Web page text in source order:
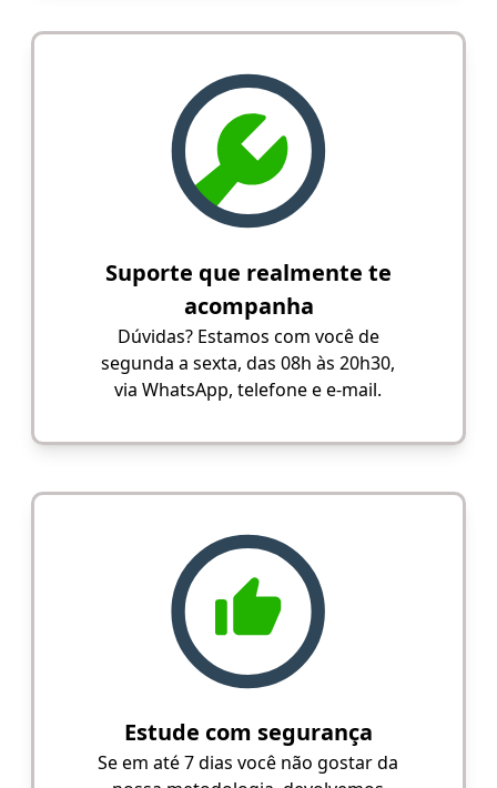
Suporte que realmente te
acompanha
Dúvidas? Estamos com você de
segunda a sexta, das 08h às 20h30,
via WhatsApp, telefone e e-mail.
Estude com segurança
Se em até 7 dias você não gostar da